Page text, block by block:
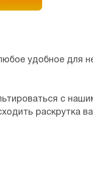
удобное для
с
раскрутка